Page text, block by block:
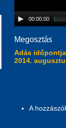
00:00:00
Megosztás
Adás
2014.
A